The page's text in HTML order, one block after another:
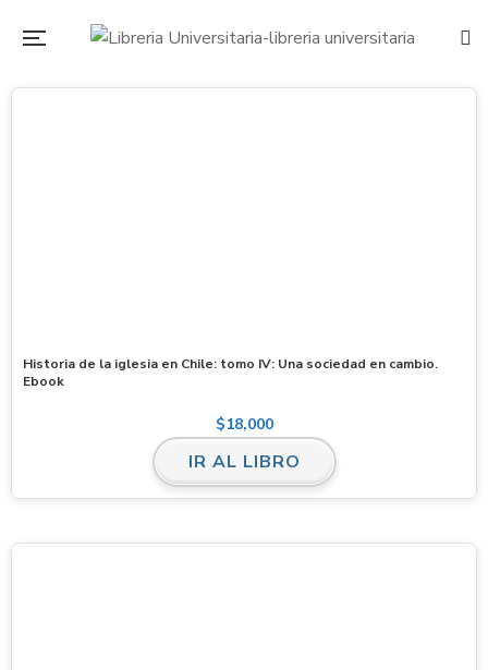
Historia de la iglesia en Chile: tomo IV: Una sociedad en cambio.
Ebook
$18,000
IR AL LIBRO